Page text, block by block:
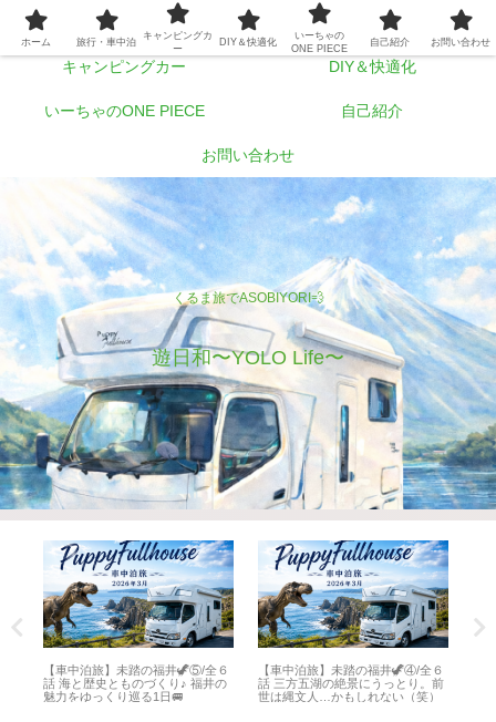
くるま旅でASOBIYORI💨
遊日和〜YOLO Life〜
ホーム 旅行・車中泊
キャンピングカー DIY＆快適化
いーちゃのONE PIECE 自己紹介
お問い合わせ
【車中泊旅】未踏の福井🦖⑤/全６
話 海と歴史とものづくり♪ 福井の
魅力をゆっくり巡る1日🚐
【車中泊旅】未踏の福井🦖④/全６
話 三方五湖の絶景にうっとり。前
世は縄文人…かもしれない（笑）
ホーム 旅行・車中泊
キャンピングカ
ー
DIY＆快適化
いーちゃの
ONE PIECE
自己紹介 お問い合わせ